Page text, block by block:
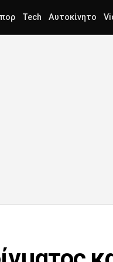
Tech Αυτοκίνητο